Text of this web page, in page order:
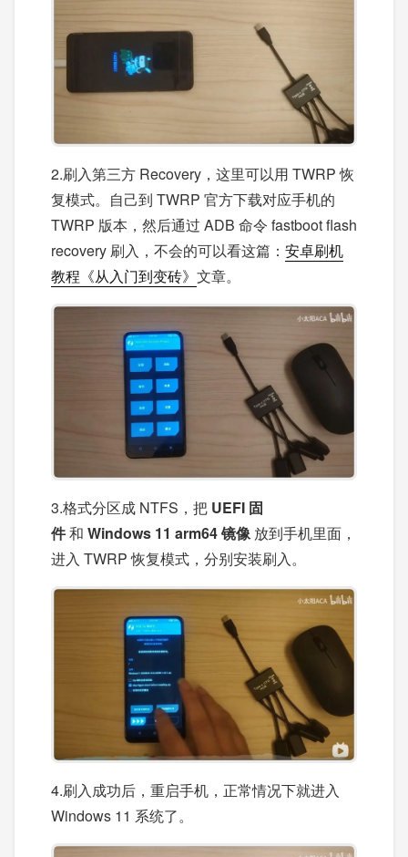
2.刷入第三方 Recovery，这里可以用 TWRP 恢
复模式。自己到 TWRP 官方下载对应手机的
TWRP 版本，然后通过 ADB 命令 fastboot flash
recovery 刷入，不会的可以看这篇： 安卓刷机
教程《从入门到变砖》 文章。
3.格式分区成 NTFS，把 UEFI 固
件和 Windows 11 arm64 镜像放到手机里面，
进入 TWRP 恢复模式，分别安装刷入。
4.刷入成功后，重启手机，正常情况下就进入
Windows 11 系统了。